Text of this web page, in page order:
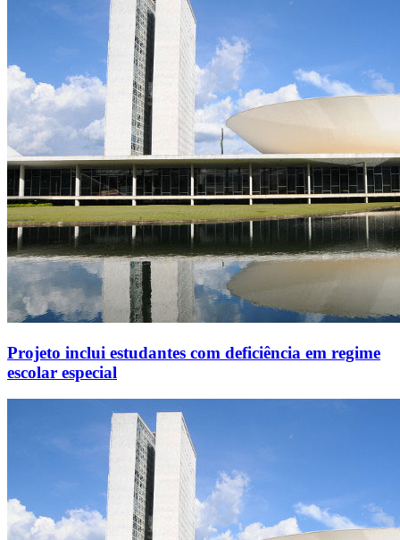
Projeto inclui estudantes com deficiência em regime
escolar especial